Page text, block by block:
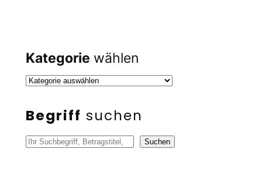
Kategorie wählen
Begriff suchen
S
Suchen